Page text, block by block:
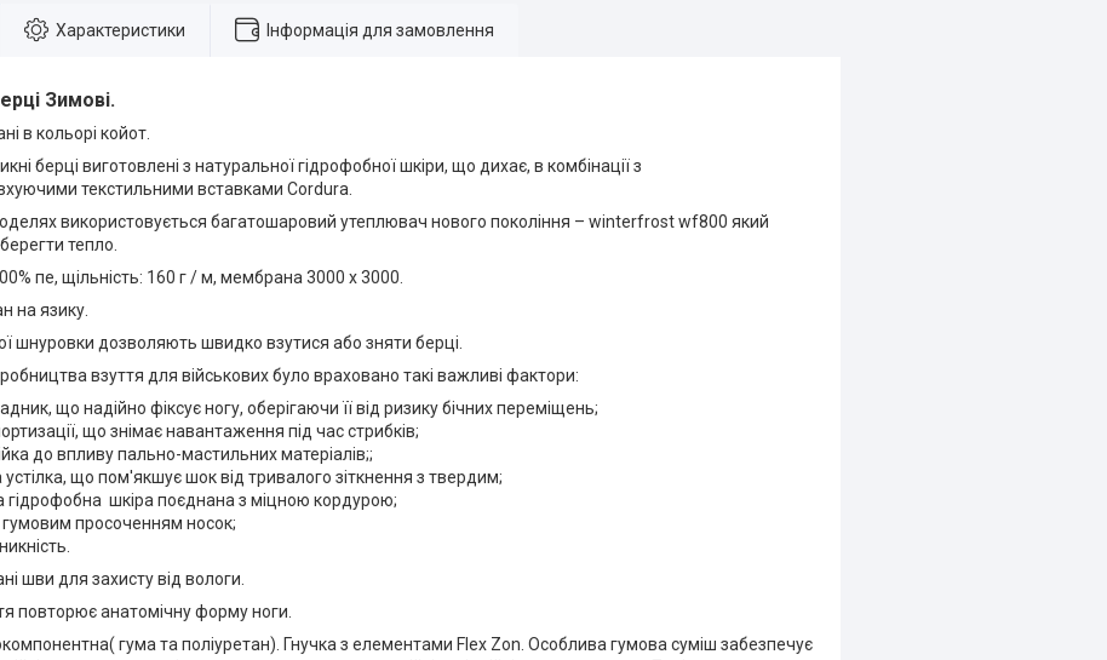
Характеристики Інформація для замовлення
Зимові.
в кольорі койот.
берці виготовлені з натуральної гідрофобної шкіри, що дихає, в комбінації з
текстильними вставками Cordura.
використовується багатошаровий утеплювач нового покоління – winterfrost wf800 який
тепло.
пе, щільність: 160 г / м, мембрана 3000 х 3000.
на язику.
шнуровки дозволяють швидко взутися або зняти берці.
взуття для військових було враховано такі важливі фактори:
що надійно фіксує ногу, оберігаючи її від ризику бічних переміщень;
що знімає навантаження під час стрибків;
до впливу пально-мастильних матеріалів;;
устілка, що пом'якшує шок від тривалого зіткнення з твердим;
гідрофобна шкіра поєднана з міцною кордурою;
гумовим просоченням носок;
шви для захисту від вологи.
повторює анатомічну форму ноги.
гума та поліуретан). Гнучка з елементами Flex Zon. Особлива гумова суміш забезпечує